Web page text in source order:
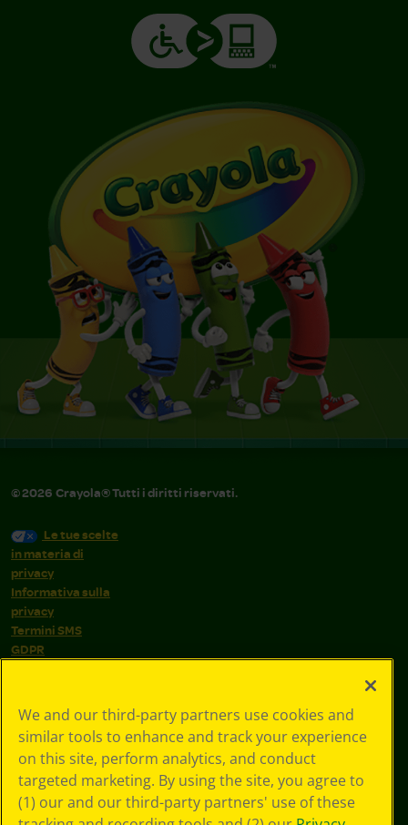
©2026 Crayola® Tutti i diritti riservati.
Le tue scelte
in materia di
privacy
Informativa sulla
privacy
Termini SMS
GDPR
Technologies
Preferenze cookie
Condizioni d'uso
Accessibilità web
Mappa del sito
We and our third-party partners use cookies and
similar tools to enhance and track your experience
on this site, perform analytics, and conduct
targeted marketing. By using the site, you agree to
(1) our and our third-party partners' use of these